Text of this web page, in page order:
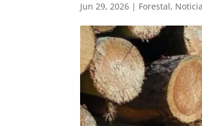
Jun 29, 2026 | Forestal,